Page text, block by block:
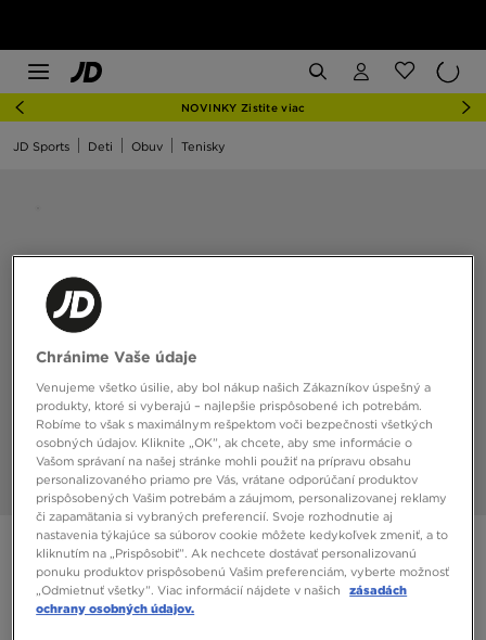
NOVINKY Zistite viac
JD Sports Deti Obuv Tenisky
NIKE AIR MAX DN8
86,00 €
Chránime Vaše údaje
Venujeme všetko úsilie, aby bol nákup našich Zákazníkov úspešný a
produkty, ktoré si vyberajú – najlepšie prispôsobené ich potrebám.
Robíme to však s maximálnym rešpektom voči bezpečnosti všetkých
osobných údajov. Kliknite „OK”, ak chcete, aby sme informácie o
Vašom správaní na našej stránke mohli použiť na prípravu obsahu
personalizovaného priamo pre Vás, vrátane odporúčaní produktov
prispôsobených Vašim potrebám a záujmom, personalizovanej reklamy
či zapamätania si vybraných preferencií. Svoje rozhodnutie aj
nastavenia týkajúce sa súborov cookie môžete kedykoľvek zmeniť, a to
kliknutím na „Prispôsobiť”. Ak nechcete dostávať personalizovanú
ponuku produktov prispôsobenú Vašim preferenciám, vyberte možnosť
„Odmietnuť všetky”. Viac informácií nájdete v našich
zásadách
ochrany osobných údajov.